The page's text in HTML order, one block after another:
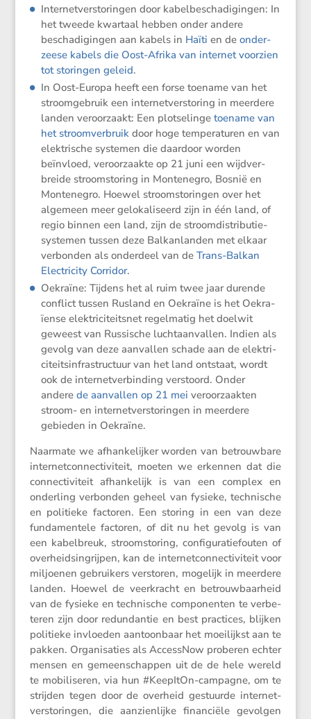
Inter­net­ver­sto­ringen door kabel­be­scha­di­gingen: In
het tweede kwartaal hebben onder andere
bescha­di­gingen aan kabels in Haïti en deonder­
zeese kabels die Oost-Afrika van internet voorzien
tot storingen geleid.
In Oost-Europa heeft een forse toename van het
stroom­ge­bruik een inter­net­ver­sto­ring in meerdere
landen veroor­zaakt: Een plotse­lingetoename van
het stroom­ver­bruik door hoge tempe­ra­turen en van
elektri­sche systemen die daardoor worden
beïnvloed, veroor­zaakte op 21 juni een wijdver­
breide stroom­sto­ring in Montenegro, Bosnië en
Montenegro. Hoewel stroom­sto­ringen over het
algemeen meer geloka­li­seerd zijn in één land, of
regio binnen een land, zijn de stroom­dis­tri­bu­tie­
sys­temen tussen deze Balkan­landen met elkaar
verbonden als onder­deel van deTrans-Balkan
Electri­city Corridor.
Oekraïne: Tijdens het al ruim twee jaar durende
conflict tussen Rusland en Oekraïne is het Oekra­
ïense elektri­ci­teitsnet regel­matig het doelwit
geweest van Russi­sche lucht­aan­vallen. Indien als
gevolg van deze aanvallen schade aan de elektri­
ci­teits­in­fra­struc­tuur van het land ontstaat, wordt
ook de inter­net­ver­bin­ding verstoord. Onder
anderede aanvallen op 21 mei veroor­zaakten
stroom- en inter­net­ver­sto­ringen in meerdere
gebieden in Oekraïne.
Naarmate we afhan­ke­lijker worden van betrouw­bare
inter­net­con­nec­ti­vi­teit, moeten we erkennen dat die
connec­ti­vi­teit afhan­ke­lijk is van een complex en
onder­ling verbonden geheel van fysieke, techni­sche
en politieke factoren. Een storing in een van deze
funda­men­tele factoren, of dit nu het gevolg is van
een kabel­breuk, stroom­sto­ring, confi­gu­ra­tie­fouten of
overheids­in­grijpen, kan de inter­net­con­nec­ti­vi­teit voor
miljoenen gebrui­kers verstoren, mogelijk in meerdere
landen. Hoewel de veerkracht en betrouw­baar­heid
van de fysieke en techni­sche compo­nenten te verbe­
teren zijn door redun­dantie en best practices, blijken
politieke invloeden aantoon­baar het moeilijkst aan te
pakken. Organi­sa­ties als Acces­sNow proberen echter
mensen en gemeen­schappen uit de de hele wereld
te mobili­seren, via hun #KeepItOn-campagne, om te
strijden tegen door de overheid gestuurde inter­net­
ver­sto­ringen, die aanzien­lijke finan­ciële gevolgen